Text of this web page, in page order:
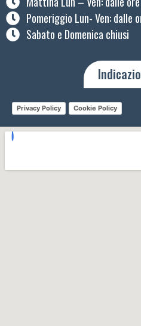
Pomeriggio Lun- Ven: dalle
Sabato e Domenica chiusi
Privacy Policy Cookie Policy